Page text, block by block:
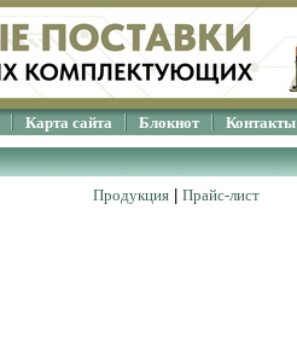
Карта сайта Блокнот Контакты
Продукция
Прайс-лист